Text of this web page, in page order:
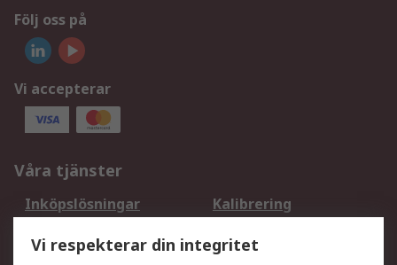
Följ oss på
Vi accepterar
Våra tjänster
Inköpslösningar
Kalibrering
DesignSpark
Teknisk Support
Vi respekterar din integritet